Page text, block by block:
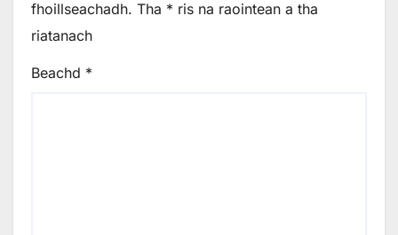
fhoillseachadh. Tha * ris na raointean a tha
riatanach
Beachd *